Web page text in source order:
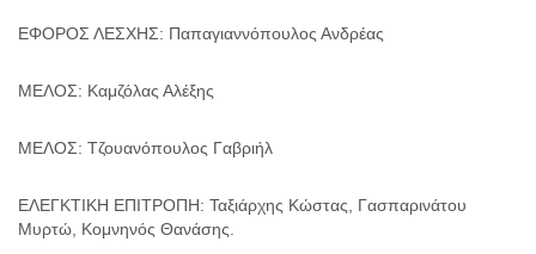
ΕΦΟΡΟΣ ΛΕΣΧΗΣ: Παπαγιαννόπουλος Ανδρέας
ΜΕΛΟΣ: Καμζόλας Αλέξης
ΜΕΛΟΣ: Τζουανόπουλος Γαβριήλ
ΕΛΕΓΚΤΙΚΗ ΕΠΙΤΡΟΠΗ: Ταξιάρχης Κώστας, Γασπαρινάτου
Μυρτώ, Κομνηνός Θανάσης.